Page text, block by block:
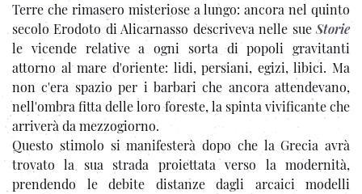
Terre che rimasero misteriose a lungo: ancora nel quinto
secolo Erodoto di Alicarnasso descriveva nelle sue Storie
le vicende relative a ogni sorta di popoli gravitanti
attorno al mare d'oriente: lidi, persiani, egizi, libici. Ma
non c'era spazio per i barbari che ancora attendevano,
nell'ombra fitta delle loro foreste, la spinta vivificante che
arriverà da mezzogiorno.
Questo stimolo si manifesterà dopo che la Grecia avrà
trovato la sua strada proiettata verso la modernità,
prendendo le debite distanze dagli arcaici modelli